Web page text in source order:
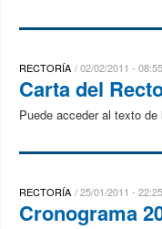
RECTORÍA 02/02/2011 - 08:55
Carta del
Puede acceder al texto
RECTORÍA 25/01/2011 - 22:25
Cronograma